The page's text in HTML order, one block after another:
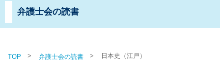
弁護士会の読書
TOP > 弁護士会の読書 > 日本史（江戸）